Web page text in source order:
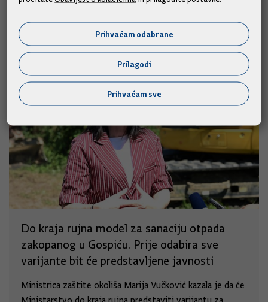
Do kraja rujna model za sanaciju otpada
zakopanog u Gospiću. Prije odabira sve
varijante bit će predstavljene javnosti
Ministrica zaštite okoliša Marija Vučković kazala je da će
Prihvaćam odabrane
Prilagodi
Prihvaćam sve